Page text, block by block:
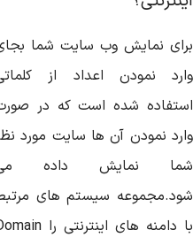
نمایش وب سایت شما بجای
نمودن اعداد از کلماتی
شده است که در صورت
نمودن آن ها سایت مورد نظر
نمایش داده می
سیستم های مرتبط
با دامنه های اینترنتی را Domain